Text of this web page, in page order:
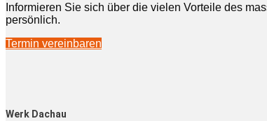
Informieren Sie sich über die vielen Vorteile des
persönlich.
Termin vereinbaren
Werk Dachau